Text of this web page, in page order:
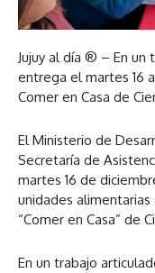
Jujuy al día ® – En un
entrega el martes 16
Comer en Casa de
El Ministerio de
Secretaría de
martes 16 de
unidades
“Comer en Casa” de
En un trabajo